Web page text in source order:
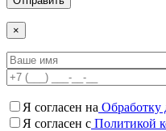
×
Я согласен на Обработку
Я согласен c Политикой